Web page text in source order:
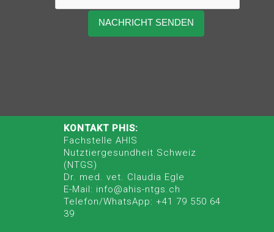
KONTAKT PHIS:
Fachstelle AHIS
Nutztiergesundheit Schweiz
(NTGS)
Dr. med. vet. Claudia Egle
E-Mail: info@ahis-ntgs.ch
Telefon/WhatsApp: +41 79 550 64
39